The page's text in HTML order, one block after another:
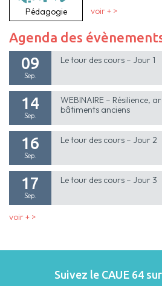
Pédagogie voir + >
Agenda des
09
Sep.
Le tour des cours – Jour 1
14
Sep.
WEBINAIRE – Résilience,
bâtiments anciens
16
Sep.
Le tour des cours – Jour 2
17
Sep.
Le tour des cours – Jour 3
voir + >
Suivez le CAUE 64